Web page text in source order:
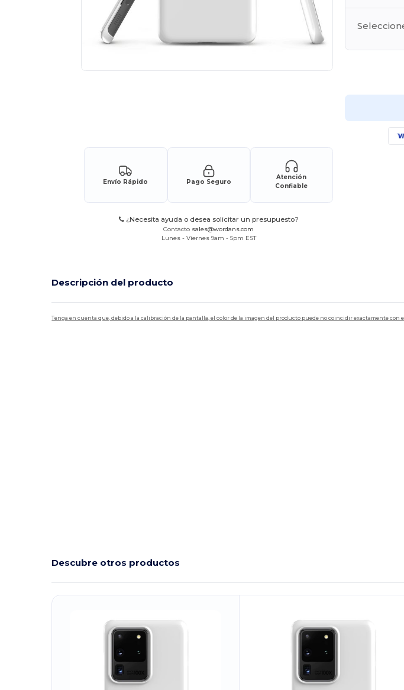
Envío Rápido Pago Seguro
Atención
Confiable
¿Necesita ayuda o desea solicitar un presupuesto?
Contacto sales@wordans.com
Lunes - Viernes 9am - 5pm EST
Descripción del producto
Tenga en cuenta que, debido a la calibración de la pantalla, el color de la imagen del producto puede no coincidir exactamente con
Descubre otros productos